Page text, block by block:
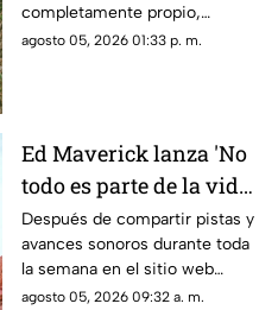
completamente propio,
convirtiéndose en el proceso
agosto 05, 2026 01:33 p. m.
Ed Maverick lanza 'No
todo es parte de la vida',
el primero de dos
nuevos sencillos a
estrenarse
Después de compartir pistas y
avances sonoros durante toda
la semana en el sitio web
esrutayerma.com, Ed Maverick
agosto 05, 2026 09:32 a. m.